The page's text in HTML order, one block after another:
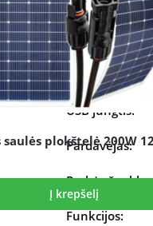
Nuimamas
skydelis:
Nuotolinis
valdymas:
USB jungtis:
Pardavėjas:
Prekės
Funkcijos:
plokštelė 200W
€.
Į krepšelį